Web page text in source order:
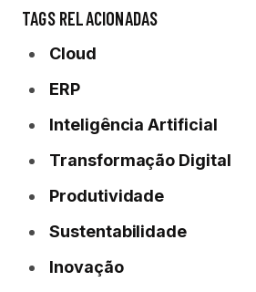
TAGS RELACIONADAS
Cloud
ERP
Inteligência Artificial
Transformação Digital
Produtividade
Sustentabilidade
Inovação